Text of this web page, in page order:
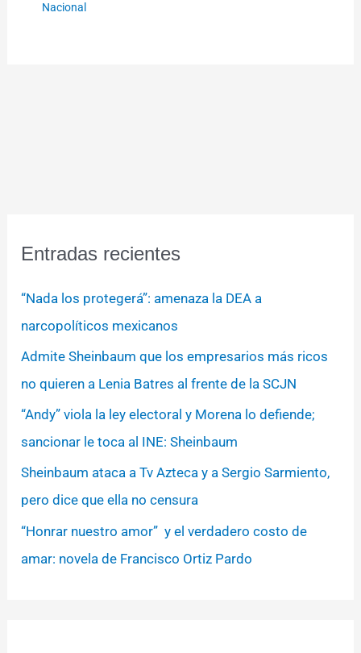
Nacional
Entradas recientes
“Nada los protegerá”: amenaza la DEA a
narcopolíticos mexicanos
Admite Sheinbaum que los empresarios más ricos
no quieren a Lenia Batres al frente de la SCJN
“Andy” viola la ley electoral y Morena lo defiende;
sancionar le toca al INE: Sheinbaum
Sheinbaum ataca a Tv Azteca y a Sergio Sarmiento,
pero dice que ella no censura
“Honrar nuestro amor” y el verdadero costo de
amar: novela de Francisco Ortiz Pardo